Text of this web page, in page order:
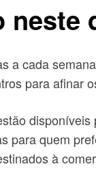
a cada
para afinar
disponíveis
para quem
à